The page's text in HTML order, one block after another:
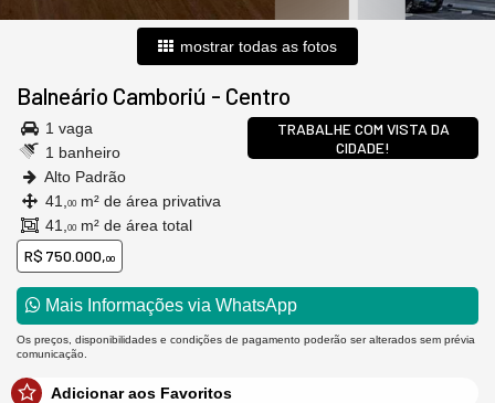
mostrar todas as fotos
Balneário Camboriú - Centro
TRABALHE COM VISTA DA
CIDADE!
1 vaga
1 banheiro
Alto Padrão
41,
00 m² de área privativa
41,
00 m² de área total
R$ 750.000,00
Mais Informações via WhatsApp
Os preços, disponibilidades e condições de pagamento poderão ser alterados sem prévia
comunicação.
Adicionar aos Favoritos